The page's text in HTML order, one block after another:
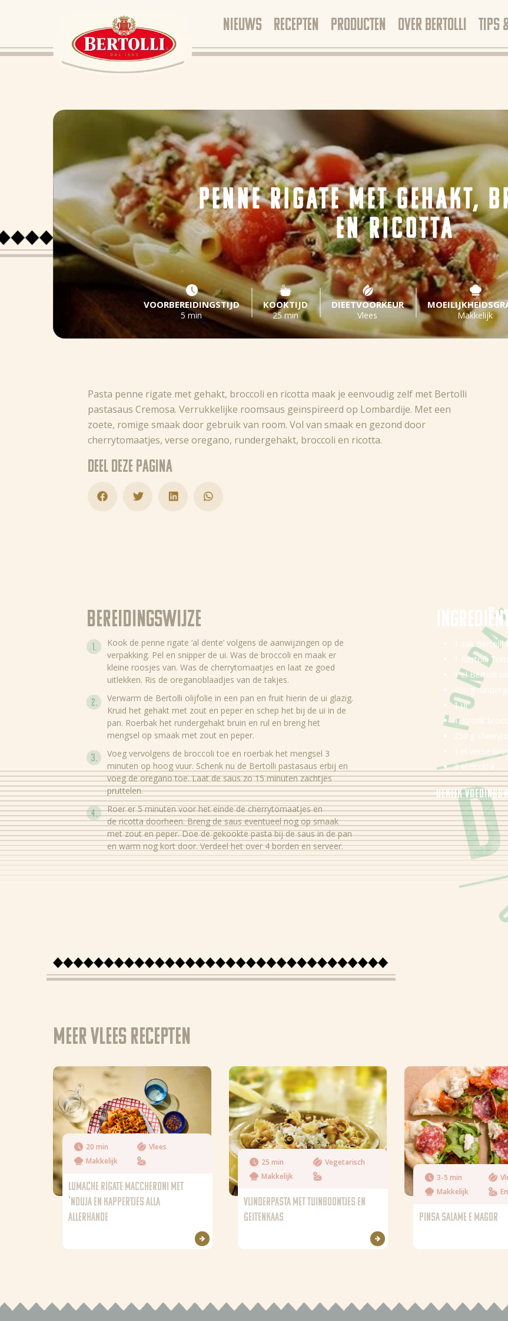
NIEUWS RECEPTEN PRODUCTEN OVER BERTOLLI TIPS
PENNE RIGATE MET GEHAKT,
EN RICOTTA
VOORBEREIDINGSTIJD
5 min
KOOKTIJD
25 min
DIEETVOORKEUR
Vlees Makkelijk
Pasta penne rigate met gehakt, broccoli en ricotta maak je eenvoudig zelf met Bertolli
pastasaus Cremosa. Verrukkelijke roomsaus geïnspireerd op Lombardije. Met een
zoete, romige smaak door gebruik van room. Vol van smaak en gezond door
cherrytomaatjes, verse oregano, rundergehakt, broccoli en ricotta.
Deel deze pagina
Bereidingswijze
Kook de penne rigate ‘al dente’ volgens de aanwijzingen op de
verpakking. Pel en snipper de ui. Was de broccoli en maak er
kleine roosjes van. Was de cherrytomaatjes en laat ze goed
uitlekken. Ris de oreganoblaadjes van de takjes.
Verwarm de Bertolli olijfolie in een pan en fruit hierin de ui glazig.
Kruid het gehakt met zout en peper en schep het bij de ui in de
pan. Roerbak het rundergehakt bruin en rul en breng het
mengsel op smaak met zout en peper.
Voeg vervolgens de broccoli toe en roerbak het mengsel 3
minuten op hoog vuur. Schenk nu de Bertolli pastasaus erbij en
voeg de oregano toe. Laat de saus zo 15 minuten zachtjes
pruttelen.
Roer er 5 minuten voor het einde de cherrytomaatjes en
de ricotta doorheen. Breng de saus eventueel nog op smaak
met zout en peper. Doe de gekookte pasta bij de saus in de pan
en warm nog kort door. Verdeel het over 4 borden en serveer.
Ingredië
1 zak Bertolli
1 Bertolli
1 el Bertolli
450 g
1 ui
1 stronk
250 g
1 el verse
3 el ricotta
Bekijk
Energie
Eiwitten
Koolhydraten
Meer Vlees recepten
20 min
Vlees
Makkelijk
LUMACHE RIGATE MACCHERONI MET
'NDUJA EN KAPPERTJES ALLA
ALLERHANDE
25 min
Vegetarisch
Makkelijk
VLINDERPASTA MET TUINBOONTJES EN
GEITENKAAS
3-5 min
Makkelijk
PINSA SALAME E MAGOR